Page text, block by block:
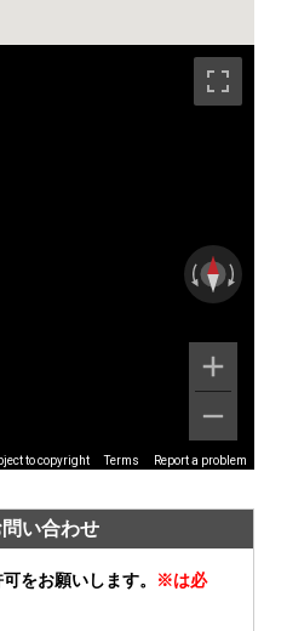
to copyright Terms Report a problem
い合わせ
をお願いします。
※は必